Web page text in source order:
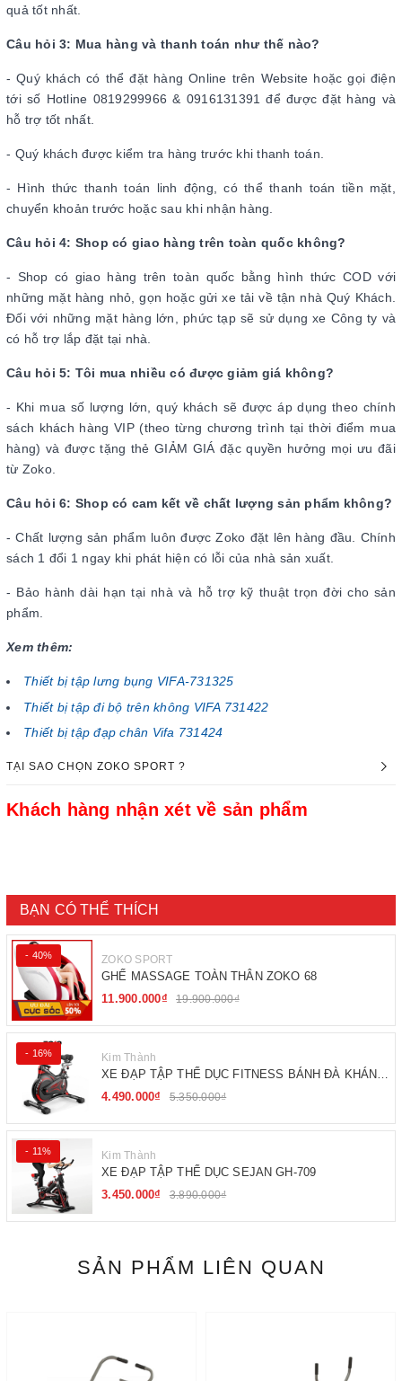
quả tốt nhất.
Câu hỏi 3: Mua hàng và thanh toán như thế nào?
- Quý khách có thể đặt hàng Online trên Website hoặc gọi điện
tới số Hotline 0819299966 & 0916131391 để được đặt hàng và
hỗ trợ tốt nhất.
- Quý khách được kiểm tra hàng trước khi thanh toán.
- Hình thức thanh toán linh động, có thể thanh toán tiền mặt,
chuyển khoản trước hoặc sau khi nhận hàng.
Câu hỏi 4: Shop có giao hàng trên toàn quốc không?
- Shop có giao hàng trên toàn quốc bằng hình thức COD với
những mặt hàng nhỏ, gọn hoặc gửi xe tải về tận nhà Quý Khách.
Đối với những mặt hàng lớn, phức tạp sẽ sử dụng xe Công ty và
có hỗ trợ lắp đặt tại nhà.
Câu hỏi 5: Tôi mua nhiều có được giảm giá không?
- Khi mua số lượng lớn, quý khách sẽ được áp dụng theo chính
sách khách hàng VIP (theo từng chương trình tại thời điểm mua
hàng) và được tặng thẻ GIẢM GIÁ đặc quyền hưởng mọi ưu đãi
từ Zoko.
Câu hỏi 6: Shop có cam kết về chất lượng sản phẩm không?
- Chất lượng sản phẩm luôn được Zoko đặt lên hàng đầu. Chính
sách 1 đổi 1 ngay khi phát hiện có lỗi của nhà sản xuất.
- Bảo hành dài hạn tại nhà và hỗ trợ kỹ thuật trọn đời cho sản
phẩm.
Xem thêm:
Thiết bị tập lưng bụng VIFA-731325
Thiết bị tập đi bộ trên không VIFA 731422
Thiết bị tập đạp chân Vifa 731424
TẠI SAO CHỌN ZOKO SPORT ?
Khách hàng nhận xét về sản phẩm
BẠN CÓ THỂ THÍCH
- 40% ZOKO SPORT
GHẾ MASSAGE TOÀN THÂN ZOKO 68
11.900.000₫
19.900.000₫
- 16% Kim Thành
XE ĐẠP TẬP THỂ DỤC FITNESS BÁNH ĐÀ KHÁNG
TỪ
4.490.000₫ 5.350.000₫
- 11% Kim Thành
XE ĐẠP TẬP THỂ DỤC SEJAN GH-709
3.450.000₫
3.890.000₫
SẢN PHẨM LIÊN QUAN